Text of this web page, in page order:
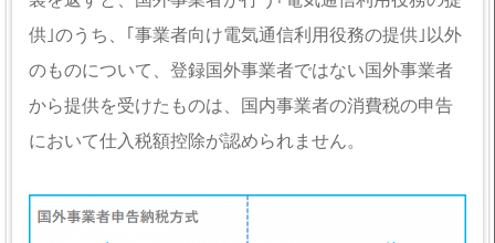
供｣のうち、｢事業者向け電気通信利用役務の提供｣以外
のものについて、登録国外事業者ではない国外事業者
から提供を受けたものは、国内事業者の消費税の申告
において仕入税額控除が認められません。